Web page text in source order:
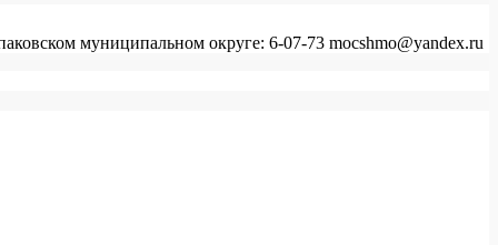
муниципальном округе: 6-07-73 mocshmo@yandex.ru